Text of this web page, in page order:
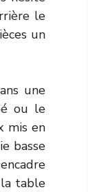
le
un
une
ou le
mis en
basse
table